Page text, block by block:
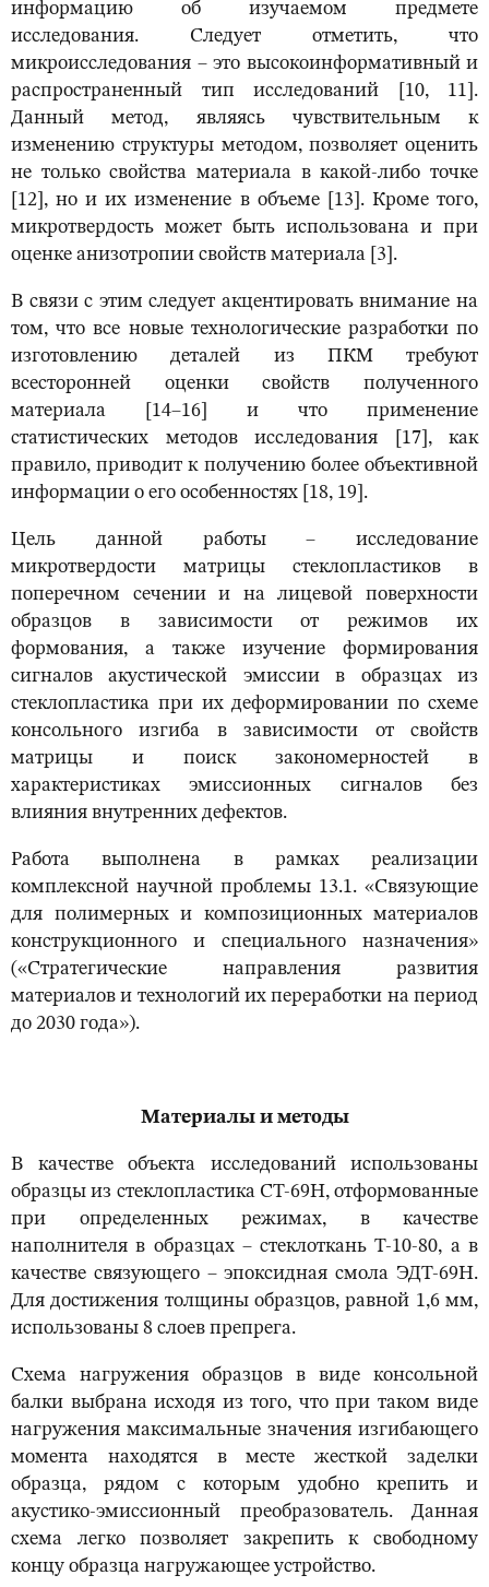
информацию об изучаемом предмете
исследования. Следует отметить, что
микроисследования – это высокоинформативный и
распространенный тип исследований [10, 11].
Данный метод, являясь чувствительным к
изменению структуры методом, позволяет оценить
не только свойства материала в какой-либо точке
[12], но и их изменение в объеме [13]. Кроме того,
микротвердость может быть использована и при
оценке анизотропии свойств материала [3].
В связи с этим следует акцентировать внимание на
том, что все новые технологические разработки по
изготовлению деталей из ПКМ требуют
всесторонней оценки свойств полученного
материала [14–16] и что применение
статистических методов исследования [17], как
правило, приводит к получению более объективной
информации о его особенностях [18, 19].
Цель данной работы – исследование
микротвердости матрицы стеклопластиков в
поперечном сечении и на лицевой поверхности
образцов в зависимости от режимов их
формования, а также изучение формирования
сигналов акустической эмиссии в образцах из
стеклопластика при их деформировании по схеме
консольного изгиба в зависимости от свойств
матрицы и поиск закономерностей в
характеристиках эмиссионных сигналов без
влияния внутренних дефектов.
Работа выполнена в рамках реализации
комплексной научной проблемы 13.1. «Связующие
для полимерных и композиционных материалов
конструкционного и специального назначения»
(«Стратегические направления развития
материалов и технологий их переработки на период
до 2030 года»).
Материалы и методы
В качестве объекта исследований использованы
образцы из стеклопластика СТ-69Н, отформованные
при определенных режимах, в качестве
наполнителя в образцах – стеклоткань Т-10-80, а в
качестве связующего – эпоксидная смола ЭДТ-69Н.
Для достижения толщины образцов, равной 1,6 мм,
использованы 8 слоев препрега.
Схема нагружения образцов в виде консольной
балки выбрана исходя из того, что при таком виде
нагружения максимальные значения изгибающего
момента находятся в месте жесткой заделки
образца, рядом с которым удобно крепить и
акустико-эмиссионный преобразователь. Данная
схема легко позволяет закрепить к свободному
концу образца нагружающее устройство.